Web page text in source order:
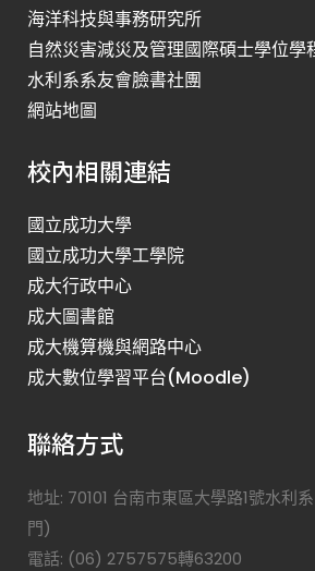
海洋科技與事務研究所
自然災害減災及管理國際碩士學位學
水利系系友會臉書社團
網站地圖
校內相關連結
國立成功大學
國立成功大學工學院
成大行政中心
成大圖書館
成大機算機與網路中心
成大數位學習平台(Moodle)
聯絡方式
地址: 70101 台南市東區大學路1號水利
門)
電話: (06) 2757575轉63200